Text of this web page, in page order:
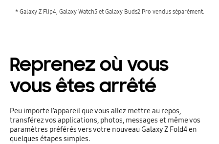
* Galaxy Z Flip4, Galaxy Watch5 et Galaxy Buds2 Pro vendus séparément.
Reprenez où vous
vous êtes arrêté
Peu importe l’appareil que vous allez mettre au repos,
transférez vos applications, photos, messages et même vos
paramètres préférés vers votre nouveau Galaxy Z Fold4 en
quelques étapes simples.